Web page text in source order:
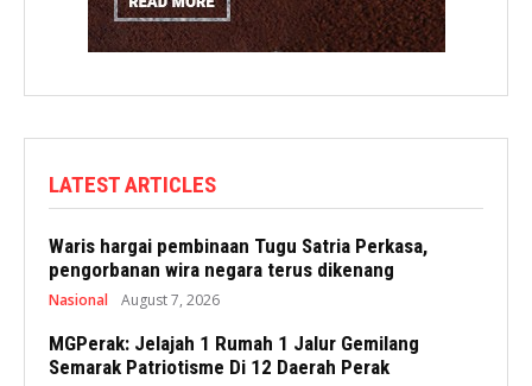
LATEST ARTICLES
Waris hargai pembinaan Tugu Satria Perkasa,
pengorbanan wira negara terus dikenang
Nasional August 7, 2026
MGPerak: Jelajah 1 Rumah 1 Jalur Gemilang
Semarak Patriotisme Di 12 Daerah Perak